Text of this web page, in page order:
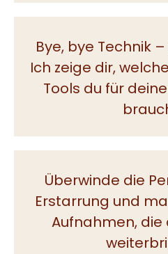
Bye, bye Technik
Ich zeige dir,
Tools du für
Überwinde die
Erstarrung und
Aufnahmen, die